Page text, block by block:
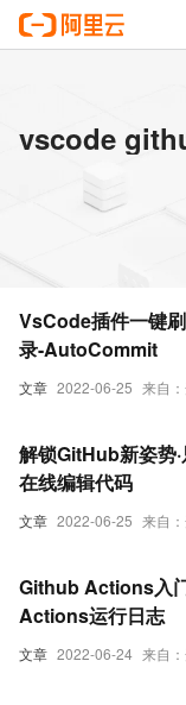
vscode
文章 2022-06-25 来自
VsCode插件一键
录-AutoCommit
文章 2022-06-25 来自
解锁GitHub新姿势
在线编辑代码
文章 2022-06-24 来自
Github Actions入
Actions运行日志